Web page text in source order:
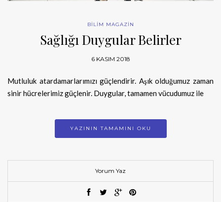
BİLİM MAGAZİN
Sağlığı Duygular Belirler
6 KASIM 2018
Mutluluk atardamarlarımızı güçlendirir. Aşık olduğumuz zaman
sinir hücrelerimiz güçlenir. Duygular, tamamen vücudumuz ile
YAZININ TAMAMINI OKU
Yorum Yaz